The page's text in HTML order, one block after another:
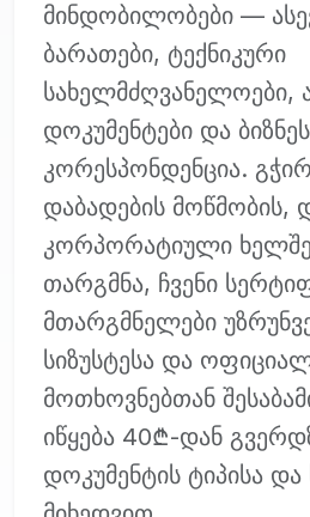
მინდობილობები —
ბარათები, ტექნიკური
სახელმძღვანელოები,
დოკუმენტები და ბიზნეს
კორესპონდენცია.
დაბადების მოწმობის,
კორპორატიული
თარგმნა, ჩვენი
მთარგმნელები
სიზუსტესა და
მოთხოვნებთან
იწყება 40₾-დან
დოკუმენტის ტიპისა